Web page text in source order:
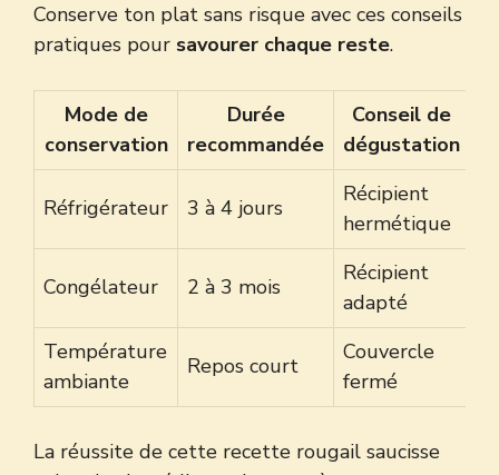
Conserve ton plat sans risque avec ces conseils
pratiques pour savourer chaque reste.
Mode de
conservation
Durée
recommandée
Conseil de
dégustation
Réfrigérateur 3 à 4 jours
Récipient
hermétique
Congélateur 2 à 3 mois
Récipient
adapté
Température
ambiante
Repos court
Couvercle
fermé
La réussite de cette recette rougail saucisse